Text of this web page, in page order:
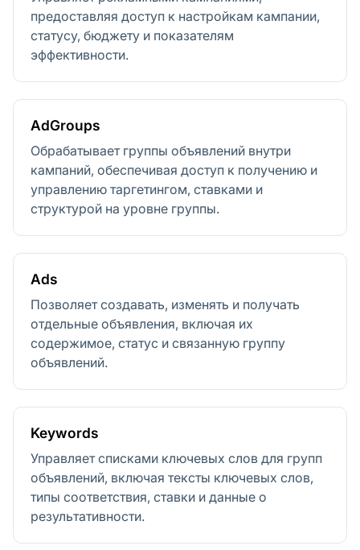
предоставляя доступ к настройкам кампании,
статусу, бюджету и показателям
эффективности.
AdGroups
Обрабатывает группы объявлений внутри
кампаний, обеспечивая доступ к получению и
управлению таргетингом, ставками и
структурой на уровне группы.
Ads
Позволяет создавать, изменять и получать
отдельные объявления, включая их
содержимое, статус и связанную группу
объявлений.
Keywords
Управляет списками ключевых слов для групп
объявлений, включая тексты ключевых слов,
типы соответствия, ставки и данные о
результативности.